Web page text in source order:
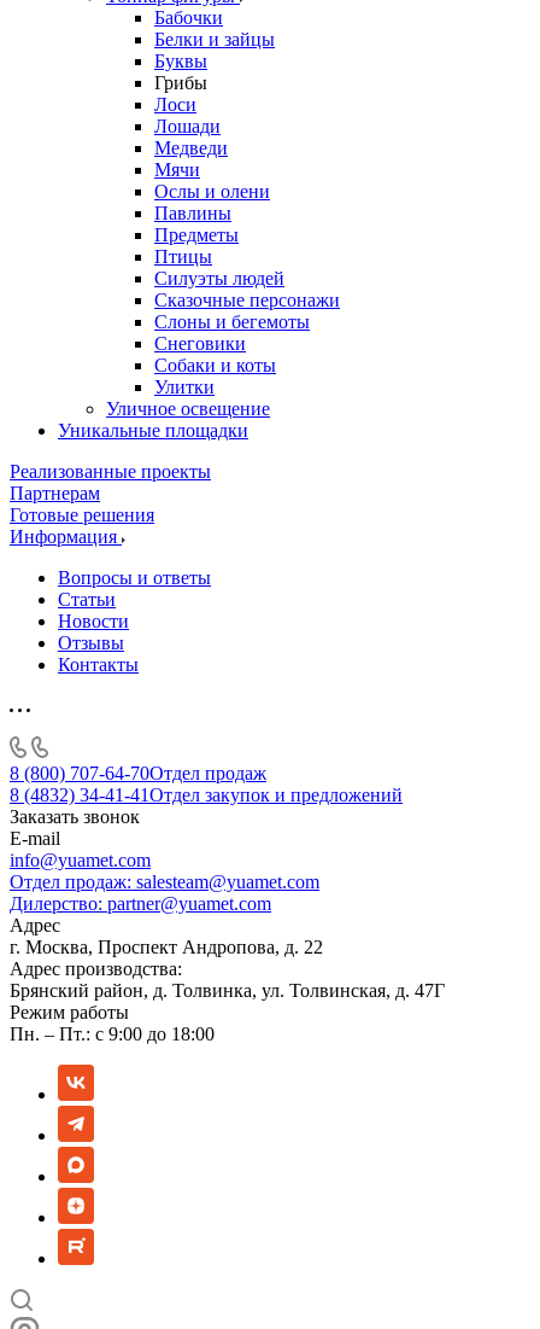
Бабочки
Белки и зайцы
Буквы
Грибы
Лоси
Лошади
Медведи
Мячи
Ослы и олени
Павлины
Предметы
Птицы
Силуэты людей
Сказочные персонажи
Слоны и бегемоты
Снеговики
Собаки и коты
Улитки
Уличное освещение
Уникальные площадки
Реализованные проекты
Партнерам
Готовые решения
Информация
Вопросы и ответы
Статьи
Новости
Отзывы
Контакты
8 (800) 707-64-70Отдел продаж
8 (4832) 34-41-41Отдел закупок и предложений
Заказать звонок
E-mail
info@yuamet.com
Отдел продаж: salesteam@yuamet.com
Дилерство: partner@yuamet.com
Адрес
г. Москва, Проспект Андропова, д. 22
Адрес производства:
Брянский район, д. Толвинка, ул. Толвинская, д. 47Г
Режим работы
Пн. – Пт.: с 9:00 до 18:00